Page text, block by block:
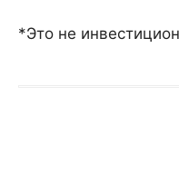
*Это не